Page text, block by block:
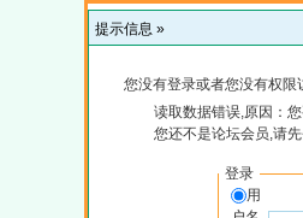
提示信息 »
您没有登录或者您没有权
读取数据错误,原因：
您还不是论坛会员,请
登录
用